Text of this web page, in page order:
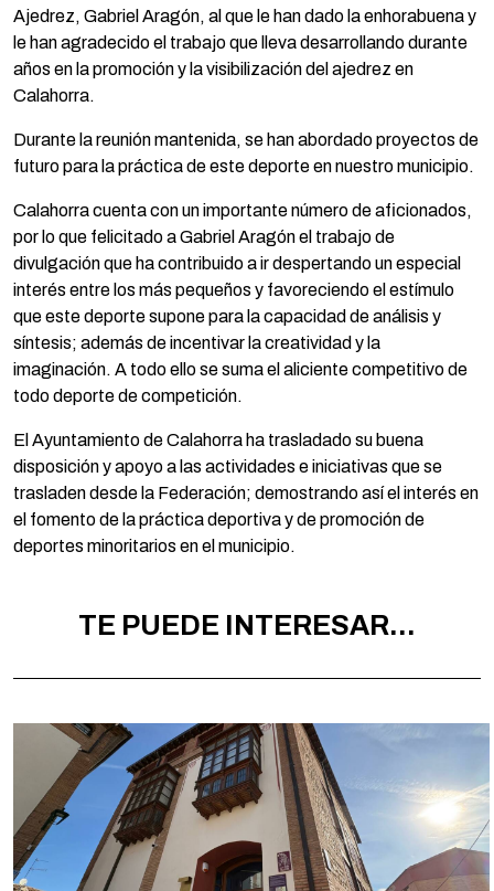
Ajedrez, Gabriel Aragón, al que le han dado la enhorabuena y
le han agradecido el trabajo que lleva desarrollando durante
años en la promoción y la visibilización del ajedrez en
Calahorra.
Durante la reunión mantenida, se han abordado proyectos de
futuro para la práctica de este deporte en nuestro municipio.
Calahorra cuenta con un importante número de aficionados,
por lo que felicitado a Gabriel Aragón el trabajo de
divulgación que ha contribuido a ir despertando un especial
interés entre los más pequeños y favoreciendo el estímulo
que este deporte supone para la capacidad de análisis y
síntesis; además de incentivar la creatividad y la
imaginación. A todo ello se suma el aliciente competitivo de
todo deporte de competición.
El Ayuntamiento de Calahorra ha trasladado su buena
disposición y apoyo a las actividades e iniciativas que se
trasladen desde la Federación; demostrando así el interés en
el fomento de la práctica deportiva y de promoción de
deportes minoritarios en el municipio.
TE PUEDE INTERESAR...